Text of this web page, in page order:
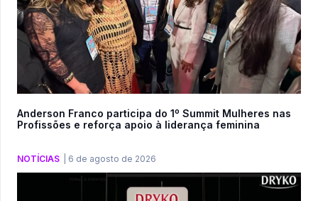
Anderson Franco participa do 1º Summit Mulheres nas
Profissões e reforça apoio à liderança feminina
NOTÍCIAS 6 de agosto de 2026